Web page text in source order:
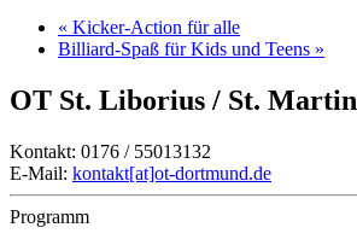
« Kicker-Action für alle
Billiard-Spaß für Kids und Teens »
OT St. Liborius / St. Martin
Kontakt: 0176 / 55013132
E-Mail: kontakt[at]ot-dortmund.de
Programm